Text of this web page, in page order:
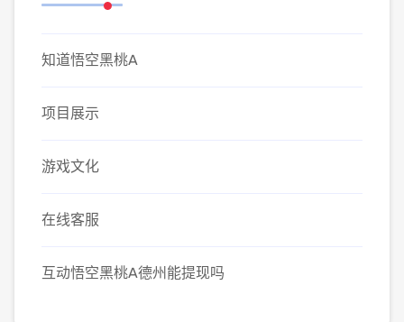
知道悟空黑桃A
项目展示
游戏文化
在线客服
互动悟空黑桃A德州能提现吗